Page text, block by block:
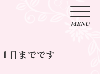
日までです